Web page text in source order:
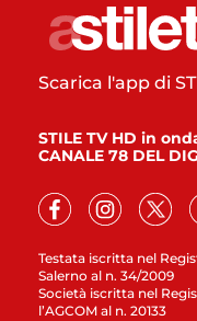
Testata iscritta nel
Salerno al n. 34/2009
Società iscritta nel
l’AGCOM al n. 20133
Scarica l'app di
STILE TV HD in
CANALE 78 DEL